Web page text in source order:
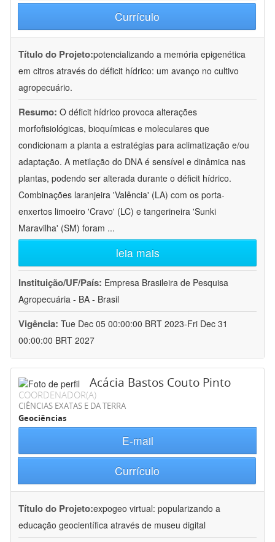
Currículo
Título do Projeto:potencializando a memória epigenética
em citros através do déficit hídrico: um avanço no cultivo
agropecuário.
Resumo: O déficit hídrico provoca alterações
morfofisiológicas, bioquímicas e moleculares que
condicionam a planta a estratégias para aclimatização e/ou
adaptação. A metilação do DNA é sensível e dinâmica nas
plantas, podendo ser alterada durante o déficit hídrico.
Combinações laranjeira 'Valência' (LA) com os porta-
enxertos limoeiro 'Cravo' (LC) e tangerineira 'Sunki
Maravilha' (SM) foram ...
leia mais
Instituição/UF/País: Empresa Brasileira de Pesquisa
Agropecuária - BA - Brasil
Vigência: Tue Dec 05 00:00:00 BRT 2023-Fri Dec 31
00:00:00 BRT 2027
Acácia Bastos Couto Pinto
COORDENADOR(A)
CIÊNCIAS EXATAS E DA TERRA
Geociências
E-mail
Currículo
Título do Projeto:expogeo virtual: popularizando a
educação geocientífica através de museu digital